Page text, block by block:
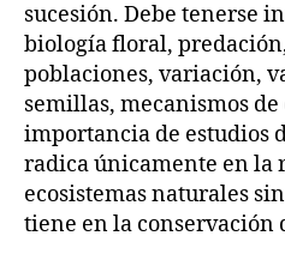
sucesión. Debe tenerse
biología floral,
poblaciones, variación,
semillas, mecanismos
importancia de estudios
radica únicamente en la
ecosistemas naturales
tiene en la conservación